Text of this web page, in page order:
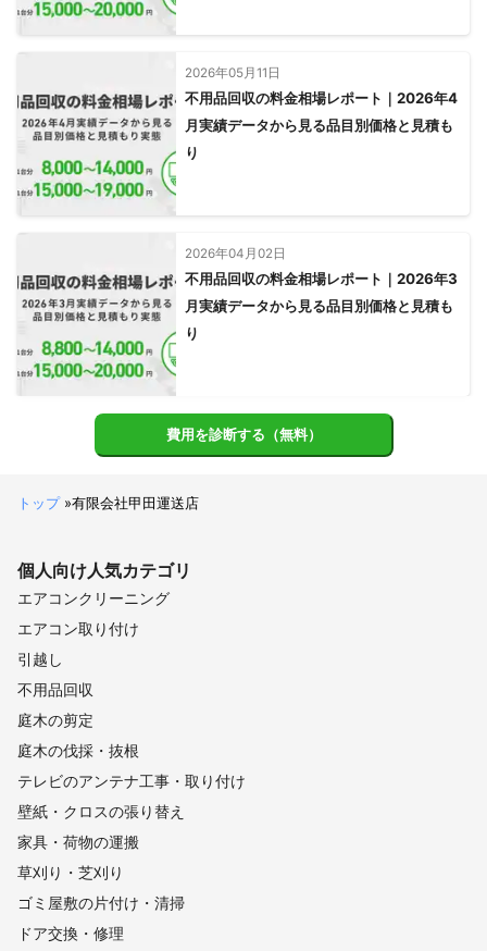
益になることが多い！
荷物運びのプロのスタッフが担当するので安心して大きな荷物を
引っ越しから不用品の処分や買取、解体から残置物の撤去までワ
ンストップでおこないます！
建物の解体・撤去も職人が円滑に進めていきます。
2026年05月11日
不用品回収の料金相場レポート｜2026年4
月実績データから見る品目別価格と見積も
り
2026年04月02日
不用品回収の料金相場レポート｜2026年3
月実績データから見る品目別価格と見積も
り
費用を診断する（無料）
トップ»有限会社甲田運送店
個人向け人気カテゴリ
エアコンクリーニング
エアコン取り付け
引越し
不用品回収
庭木の剪定
庭木の伐採・抜根
テレビのアンテナ工事・取り付け
壁紙・クロスの張り替え
家具・荷物の運搬
草刈り・芝刈り
ゴミ屋敷の片付け・清掃
ドア交換・修理